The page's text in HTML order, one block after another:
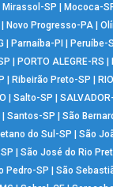
Mirassol-SP |Mococa-
|Novo Progresso-PA |
|Parnaíba-PI |Peruíbe-
|PORTO ALEGRE-RS |
|Ribeirão Preto-SP |
| Salto-SP |
|Santos-SP |São
do Sul-SP |São
|São José do Rio
Pedro-SP |São